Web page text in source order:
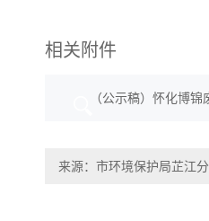
相关附件
（公示稿）怀化博
来源：市环境保护局芷江